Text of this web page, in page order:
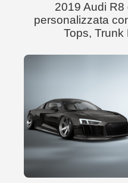
2019 Audi
personalizzata
Tops, Trunk